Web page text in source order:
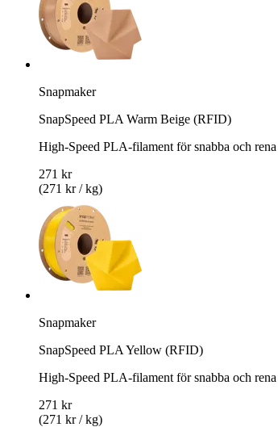
Snapmaker
SnapSpeed PLA Warm Beige (RFID)
High-Speed PLA-filament för snabba och
271 kr
(271 kr / kg)
Snapmaker
SnapSpeed PLA Yellow (RFID)
High-Speed PLA-filament för snabba och
271 kr
(271 kr / kg)